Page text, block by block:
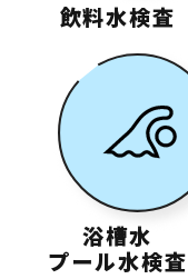
飲料水検査
浴槽水
プール水検査